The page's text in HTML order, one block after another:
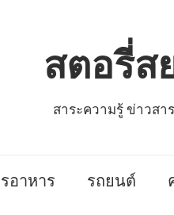
สตอรี่ส
สาระความรู้ ข่าวสา
อาหาร รถยนต์